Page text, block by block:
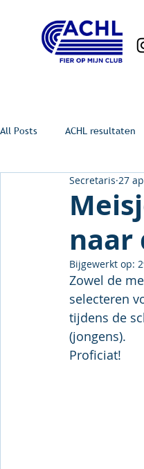
All Posts ACHL resultaten
naar
Secretaris 27
Bijgewerkt op:
Zowel de
selecteren
tijdens de
(jongens).
Proficiat!